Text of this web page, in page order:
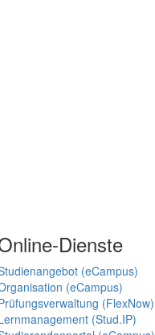
Dienste
(eCampus)
(eCampus)
(FlexNow)
(Stud.IP)